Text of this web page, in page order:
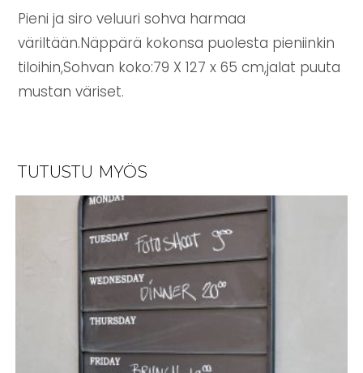
Pieni ja siro veluuri sohva harmaa
väriltään.Näppärä kokonsa puolesta pieniinkin
tiloihin,Sohvan koko:79 X 127 x 65 cm,jalat puuta
mustan väriset.
TUTUSTU MYÖS